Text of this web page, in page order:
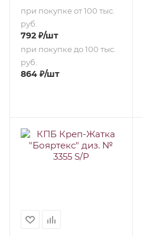
при покупке от 100 тыс.
руб.
792 ₽/шт
при покупке до 100 тыс.
руб.
864 ₽/шт